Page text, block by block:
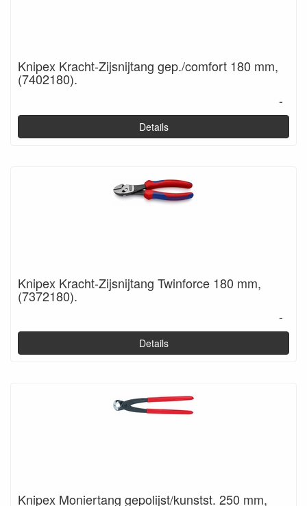
Knipex Kracht-Zijsnijtang gep./comfort 180 mm,
(7402180).
-
Details
Knipex Kracht-Zijsnijtang Twinforce 180 mm,
(7372180).
-
Details
Knipex Moniertang gepolijst/kunstst. 250 mm,